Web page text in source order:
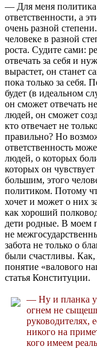
— Для меня политика
ответственности, а
очень разной
человеке в разной
роста. Судите сами:
отвечать за себя и
вырастет, он станет
пока только за себя.
будет (в идеальном
он сможет отвечать
людей, он сможет
кто отвечает не
правильно? Но
ответственность
людей, о которых
которых он чувствует
большим, этого
политиком. Потому
хочет и может о них
как хороший
дети родные. В моем
не
забота не только о
были счастливы. Как,
понятие «валового
статья Конституции.
— Ну и планка у
огнем не
руководителях,
никого на
кого имеем